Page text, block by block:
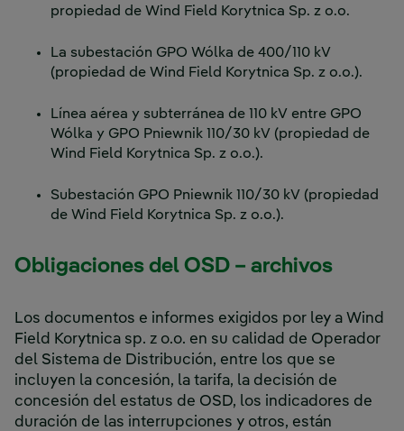
propiedad de Wind Field Korytnica Sp. z o.o.
La subestación GPO Wólka de 400/110 kV
(propiedad de Wind Field Korytnica Sp. z o.o.).
Línea aérea y subterránea de 110 kV entre GPO
Wólka y GPO Pniewnik 110/30 kV (propiedad de
Wind Field Korytnica Sp. z o.o.).
Subestación GPO Pniewnik 110/30 kV (propiedad
de Wind Field Korytnica Sp. z o.o.).
Obligaciones del OSD – archivos
Los documentos e informes exigidos por ley a Wind
Field Korytnica sp. z o.o. en su calidad de Operador
del Sistema de Distribución, entre los que se
incluyen la concesión, la tarifa, la decisión de
concesión del estatus de OSD, los indicadores de
duración de las interrupciones y otros, están